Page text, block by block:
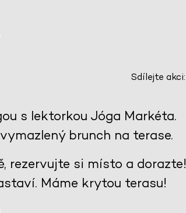
Sdílejte akci:
s lektorkou Jóga Markéta.
brunch na terase.
rezervujte si místo a dorazte!
Máme krytou terasu!